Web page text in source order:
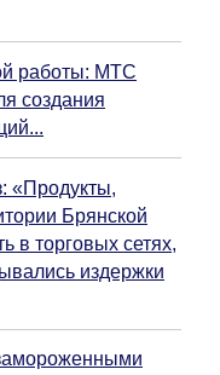
работы: МТС
создания
«Продукты,
Брянской
в торговых сетях,
издержки